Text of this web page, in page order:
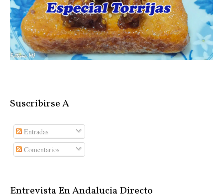
Suscribirse A
Entradas
Comentarios
Entrevista En Andalucia Directo